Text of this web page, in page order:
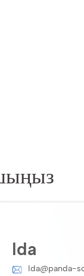
Ida
Ida@panda-